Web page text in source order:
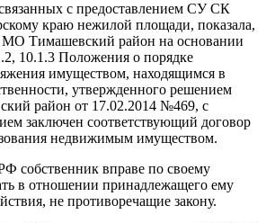
с предоставлением СУ СК
краю нежилой площади, показала,
МО Тимашевский район на основании
10.1.3 Положения о порядке
имуществом, находящимся в
утвержденного решением
район от 17.02.2014 №469, с
заключен соответствующий договор
недвижимым имуществом.
собственник вправе по своему
в отношении принадлежащего ему
не противоречащие закону.